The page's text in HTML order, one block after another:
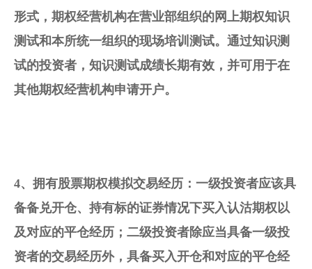
形式，期权经营机构在营业部组织的网上期权知识
测试和本所统一组织的现场培训测试。通过知识测
试的投资者，知识测试成绩长期有效，并可用于在
其他期权经营机构申请开户。
4、拥有股票期权模拟交易经历：一级投资者应该具
备备兑开仓、持有标的证券情况下买入认沽期权以
及对应的平仓经历； 二级投资者除应当具备一级投
资者的交易经历外，具备买入开仓和对应的平仓经